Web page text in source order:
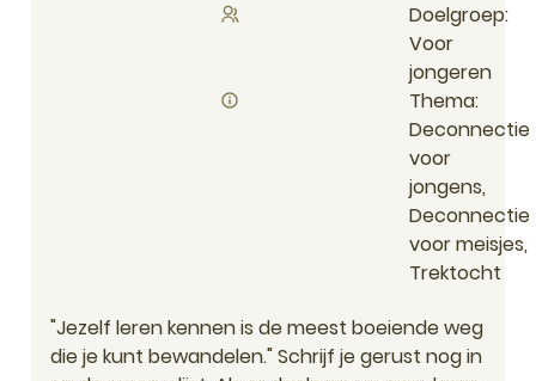
Doelgroep
Voor
jongeren
Thema
Deconnectie
voor
jongens,
Deconnectie
voor meisjes,
Trektocht
"Jezelf leren kennen is de meest boeiende weg
die je kunt bewandelen." Schrijf je gerust nog in